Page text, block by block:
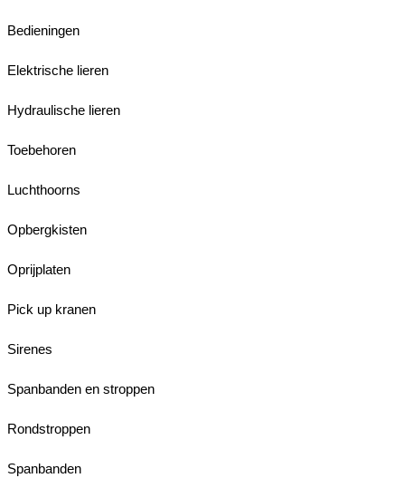
Bedieningen
Elektrische lieren
Hydraulische lieren
Toebehoren
Luchthoorns
Opbergkisten
Oprijplaten
Pick up kranen
Sirenes
Spanbanden en stroppen
Rondstroppen
Spanbanden